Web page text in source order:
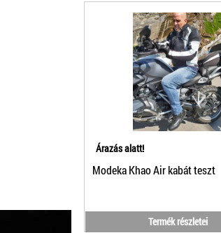
Árazás alatt!
Modeka Khao Air kabát teszt
Termék részletei